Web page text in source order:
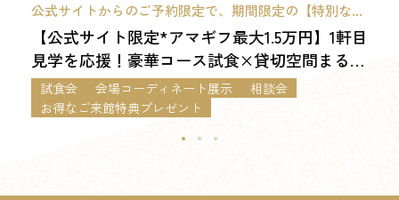
公式サイトからのご予約限定で、期間限定の【特別な来
館特典】をご用意しました。 ※9時開始フェア限定
【公式サイト限定*アマギフ最大1.5万円】1軒目
見学を応援！豪華コース試食×貸切空間まるご
と体感*最大120万優待フェア
試食会 会場コーディネート展示
相談会
お得なご来館特典プレゼント